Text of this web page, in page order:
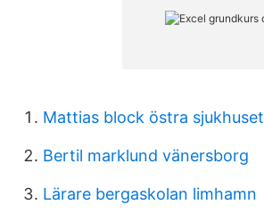
Mattias block östra sjukhuset
Bertil marklund vänersborg
Lärare bergaskolan limhamn